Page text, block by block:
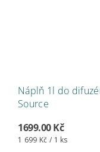
Náplň 1l do
Source
1699.00 Kč
1 699 Kč / 1 ks